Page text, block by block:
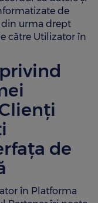
de
din urma drept
către Utilizator în
de
în Platforma